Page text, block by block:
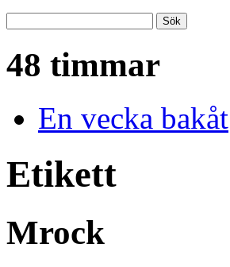
48 timmar
En vecka bakåt
Etikett
Mrock